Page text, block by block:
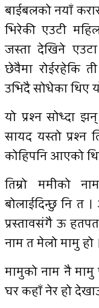
बाईबलको नयाँ
भिरेकी एउटी
जस्ता देखिने
छेवैमा रोईरहेकि
उभिदै सोधेका थिए
यो प्रश्न सोध्दा
सायद यस्तो प्रश्न
कोहिपनि आएको
तिम्रो ममीको
बोलाईदिन्छु नि त
प्रस्तावसंगै ऊ
नाम त मेलो मामु हो
मामुको नाम नै मामु
घर कहाँ नेर हो